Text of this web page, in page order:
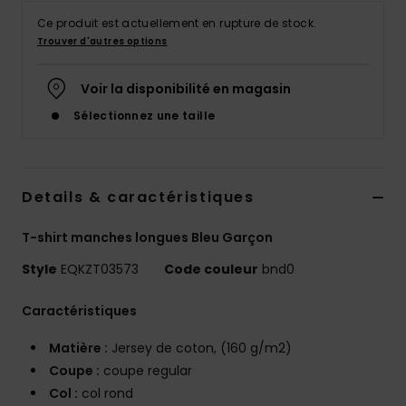
Ce produit est actuellement en rupture de stock.
Trouver d'autres options
Voir la disponibilité en magasin
Sélectionnez une taille
Details & caractéristiques
T-shirt manches longues Bleu Garçon
Style EQKZT03573 Code couleur bnd0
Caractéristiques
Matière : Jersey de coton, (160 g/m2)
Coupe : coupe regular
Col : col rond